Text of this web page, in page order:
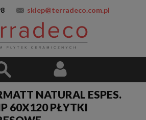
sklep@terradeco.com.pl
NATURAL ESPES.
60X120 PŁYTKI